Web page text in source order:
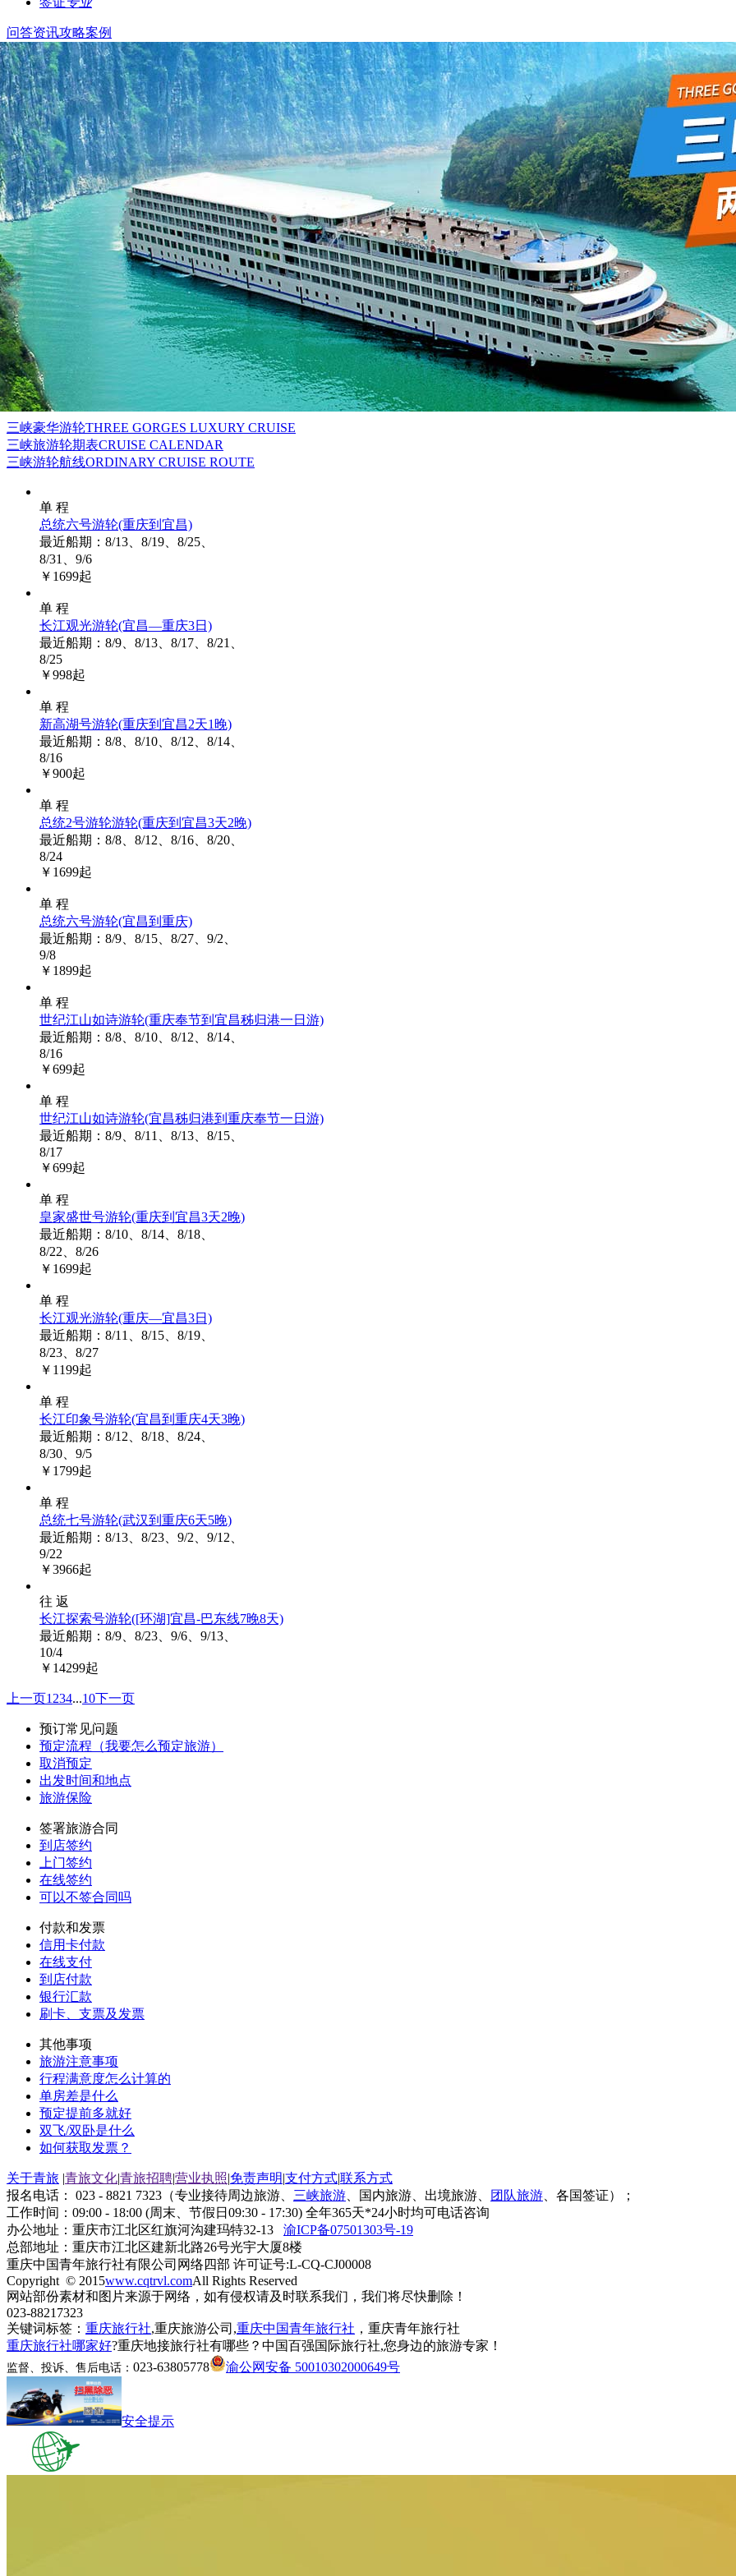
问答资讯攻略案例
三峡豪华游轮THREE GORGES LUXURY CRUISE
三峡旅游轮期表CRUISE CALENDAR
三峡游轮航线ORDINARY CRUISE ROUTE
单 程
总统六号游轮(重庆到宜昌)
最近船期：8/13、8/19、8/25、
8/31、9/6
￥ 1699起
单 程
长江观光游轮(宜昌—重庆3日)
最近船期：8/9、8/13、8/17、8/21、
8/25
￥998起
单 程
新高湖号游轮(重庆到宜昌2天1晚)
最近船期：8/8、8/10、8/12、8/14、
8/16
￥900起
单 程
总统2号游轮游轮(重庆到宜昌3天2晚)
最近船期：8/8、8/12、8/16、8/20、
8/24
￥ 1699起
单 程
总统六号游轮(宜昌到重庆)
最近船期：8/9、8/15、8/27、9/2、
9/8
￥ 1899起
单 程
世纪江山如诗游轮(重庆奉节到宜昌秭归港一日游)
最近船期：8/8、8/10、8/12、8/14、
8/16
￥699起
单 程
世纪江山如诗游轮(宜昌秭归港到重庆奉节一日游)
最近船期：8/9、8/11、8/13、8/15、
8/17
￥699起
单 程
皇家盛世号游轮(重庆到宜昌3天2晚)
最近船期：8/10、8/14、8/18、
8/22、8/26
￥ 1699起
单 程
长江观光游轮(重庆—宜昌3日)
最近船期：8/11、8/15、8/19、
8/23、8/27
￥ 1199起
单 程
长江印象号游轮(宜昌到重庆4天3晚)
最近船期：8/12、8/18、8/24、
8/30、9/5
￥ 1799起
单 程
总统七号游轮(武汉到重庆6天5晚)
最近船期：8/13、8/23、9/2、9/12、
9/22
￥3966起
往 返
长江探索号游轮([环湖]宜昌-巴东线7晚8天)
最近船期：8/9、8/23、9/6、9/13、
10/4
￥ 14299起
上一页1 234...10下一页
预订常见问题
预定流程（我要怎么预定旅游）
取消预定
出发时间和地点
旅游保险
签署旅游合同
到店签约
上门签约
在线签约
可以不签合同吗
付款和发票
信用卡付款
在线支付
到店付款
银行汇款
刷卡、支票及发票
其他事项
旅游注意事项
行程满意度怎么计算的
单房差是什么
预定提前多就好
双飞/双卧是什么
如何获取发票？
关于青旅 |青旅文化|青旅招聘|营业执照|免责声明|支付方式|联系方式
报名电话： 023 - 8821 7323（专业接待周边旅游、 三峡旅游 、国内旅游、出境旅游、 团队旅游 、各国签证）；
工作时间：09:00 - 18:00 (周末、节假日09:30 - 17:30) 全年365天*24小时均可电话咨询
办公地址：重庆市江北区红旗河沟建玛特32-13 渝ICP备07501303号-19
总部地址：重庆市江北区建新北路26号光宇大厦8楼
重庆中国青年旅行社有限公司网络四部 许可证号:L-CQ-CJ00008
Copyright © 2015www.cqtrvl.comAll Rights Reserved
网站部份素材和图片来源于网络，如有侵权请及时联系我们，我们将尽快删除！
023-88217323
关键词标签： 重庆旅行社,重庆旅游公司,重庆中国青年旅行社 ，重庆青年旅行社
重庆旅行社哪家好?重庆地接旅行社有哪些？中国百强国际旅行社,您身边的旅游专家！
监督、投诉、售后电话： 023-63805778 渝公网安备 50010302000649号
安全提示